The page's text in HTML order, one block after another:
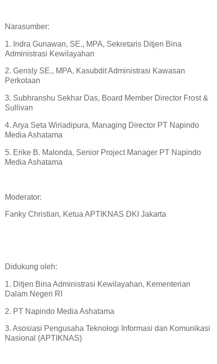
Narasumber:
1. Indra Gunawan, SE., MPA, Sekretaris Ditjen Bina
Administrasi Kewilayahan
2. Gensly SE., MPA, Kasubdit Administrasi Kawasan
Perkotaan
3. Subhranshu Sekhar Das, Board Member Director Frost &
Sullivan
4. Arya Seta Wiriadipura, Managing Director PT Napindo
Media Ashatama
5. Erike B. Malonda, Senior Project Manager PT Napindo
Media Ashatama
Moderator:
Fanky Christian, Ketua APTIKNAS DKI Jakarta
Didukung oleh:
1. Ditjen Bina Administrasi Kewilayahan, Kementerian
Dalam Negeri RI
2. PT Napindo Media Ashatama
3. Asosiasi Pengusaha Teknologi Informasi dan Komunikasi
Nasional (APTIKNAS)